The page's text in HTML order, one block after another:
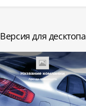
Версия для десктопа